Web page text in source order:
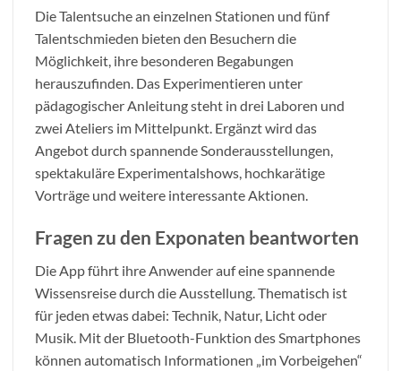
Die Talentsuche an einzelnen Stationen und fünf
Talentschmieden bieten den Besuchern die
Möglichkeit, ihre besonderen Begabungen
herauszufinden. Das Experimentieren unter
pädagogischer Anleitung steht in drei Laboren und
zwei Ateliers im Mittelpunkt. Ergänzt wird das
Angebot durch spannende Sonderausstellungen,
spektakuläre Experimentalshows, hochkarätige
Vorträge und weitere interessante Aktionen.
Fragen zu den Exponaten beantworten
Die App führt ihre Anwender auf eine spannende
Wissensreise durch die Ausstellung. Thematisch ist
für jeden etwas dabei: Technik, Natur, Licht oder
Musik. Mit der Bluetooth-Funktion des Smartphones
können automatisch Informationen „im Vorbeigehen“